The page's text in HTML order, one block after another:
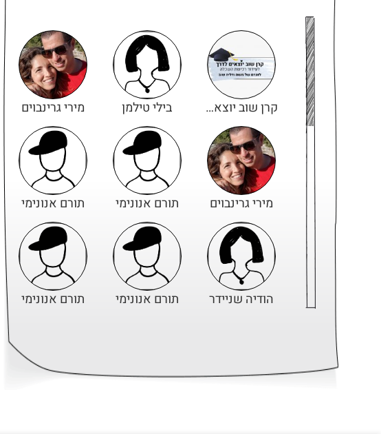
קרן שוב יוצאים לדרך בילי טילמן מירי גרינבוים
מירי גרינבוים תורם אנונימי תורם אנונימי
הודיה שניידר תורם אנונימי תורם אנונימי